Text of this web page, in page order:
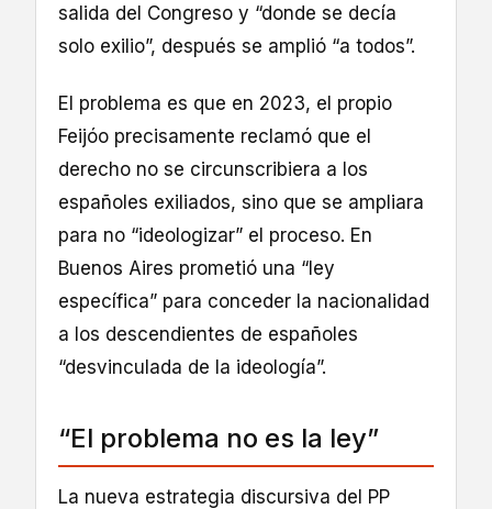
salida del Congreso y “donde se decía
solo exilio”, después se amplió “a todos”.
El problema es que en 2023, el propio
Feijóo precisamente reclamó que el
derecho no se circunscribiera a los
españoles exiliados, sino que se ampliara
para no “ideologizar” el proceso. En
Buenos Aires prometió una “ley
específica” para conceder la nacionalidad
a los descendientes de españoles
“desvinculada de la ideología”.
“El problema no es la ley”
La nueva estrategia discursiva del PP